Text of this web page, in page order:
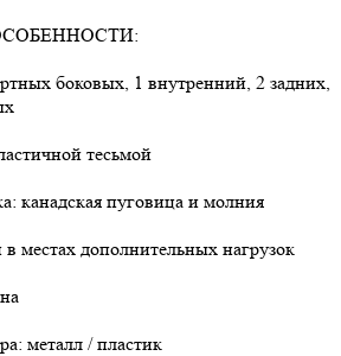
боковых, 1 внутренний, 2 задних,
тесьмой
канадская пуговица и молния
местах дополнительных нагрузок
металл / пластик